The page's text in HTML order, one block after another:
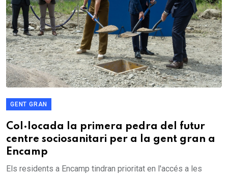
GENT GRAN
Col·locada la primera pedra del futur
centre sociosanitari per a la gent gran a
Encamp
Els residents a Encamp tindran prioritat en l'accés a les